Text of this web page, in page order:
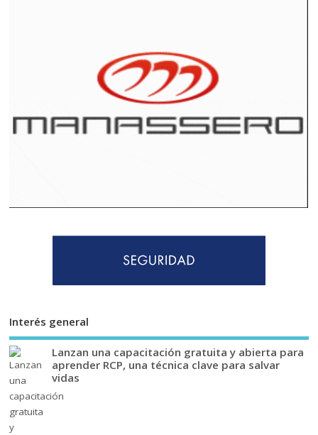
Interés general
Lanzan una capacitación gratuita y abierta para
aprender RCP, una técnica clave para salvar
vidas